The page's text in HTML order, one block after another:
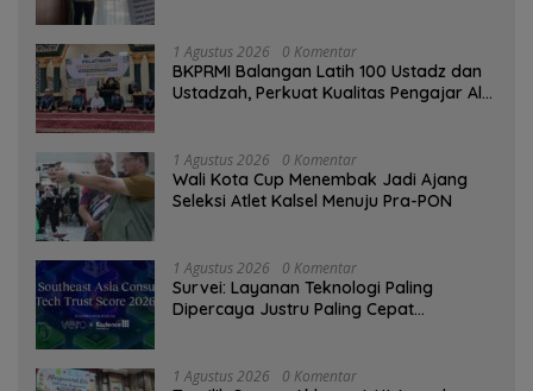
1 Agustus 2026 0 Komentar
BKPRMI Balangan Latih 100 Ustadz dan
Ustadzah, Perkuat Kualitas Pengajar Al-
1 Agustus 2026 0 Komentar
Wali Kota Cup Menembak Jadi Ajang
Seleksi Atlet Kalsel Menuju Pra-PON
1 Agustus 2026 0 Komentar
Survei: Layanan Teknologi Paling
Dipercaya Justru Paling Cepat
1 Agustus 2026 0 Komentar